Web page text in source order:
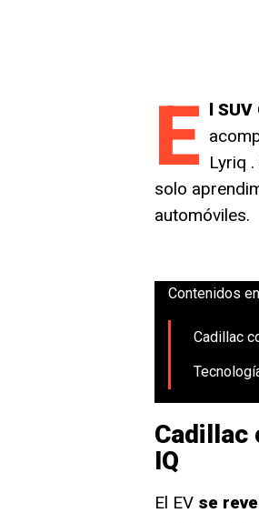
E l
Lyriq .
solo
automóviles.
Contenidos
Cadillac
Cadillac
IQ
El EV se